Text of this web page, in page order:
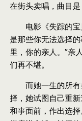
在街头卖唱，曲目是
电影《失踪的宝
是那些你无法选择
里，你的亲人。”亲
们再不堪。
而她一生的所有
择，她试图自己重
和事面前，作出选